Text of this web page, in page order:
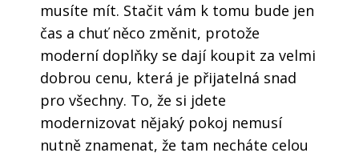
musíte mít. Stačit vám k tomu bude jen
čas a chuť něco změnit, protože
moderní doplňky se dají koupit za velmi
dobrou cenu, která je přijatelná snad
pro všechny. To, že si jdete
modernizovat nějaký pokoj nemusí
nutně znamenat, že tam necháte celou